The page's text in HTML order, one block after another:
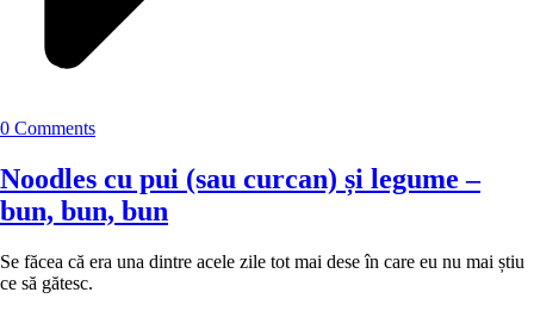
0 Comments
Noodles cu pui (sau curcan) și legume –
bun, bun, bun
Se făcea că era una dintre acele zile tot mai dese în care eu nu mai știu
ce să gătesc.